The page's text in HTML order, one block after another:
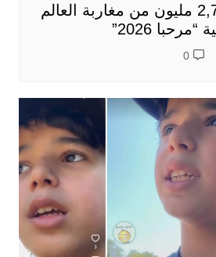
دخول أزيد من 2,7 مليون من مغاربة العالم
2026”
0